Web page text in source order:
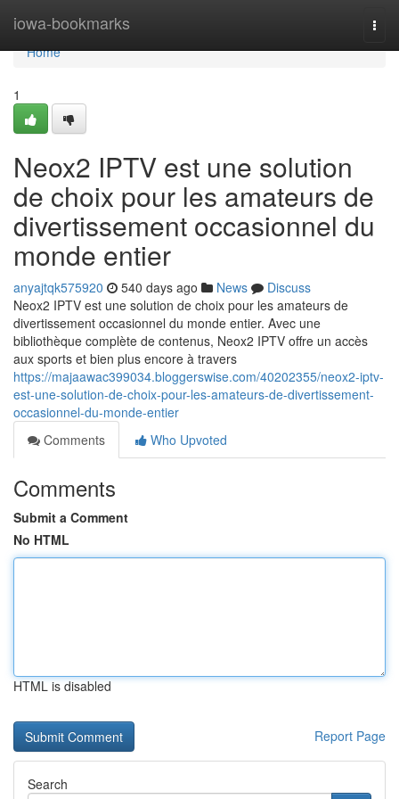
iowa-bookmarks
Home
Home
1
Neox2 IPTV est une solution
de choix pour les amateurs de
divertissement occasionnel du
monde entier
anyajtqk575920 540 days ago News
Discuss
Neox2 IPTV est une solution de choix pour les amateurs de
divertissement occasionnel du monde entier. Avec une
bibliothèque complète de contenus, Neox2 IPTV offre un accès
aux sports et bien plus encore à travers
https://majaawac399034.bloggerswise.com/40202355/neox2-iptv-
est-une-solution-de-choix-pour-les-amateurs-de-divertissement-
occasionnel-du-monde-entier
Comments
Who Upvoted
Comments
Submit a Comment
No HTML
HTML is disabled
Report Page
Search